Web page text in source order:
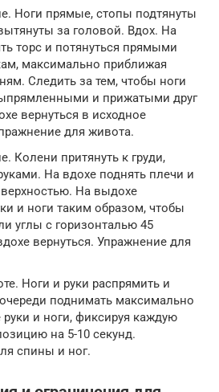
Ноги прямые, стопы подтянуты
за головой. Вдох. На
торс и потянуться прямыми
максимально приближая
Следить за тем, чтобы ноги
и прижатыми друг
вернуться в исходное
для живота.
Колени притянуть к груди,
На вдохе поднять плечи и
На выдохе
и ноги таким образом, чтобы
углы с горизонталью 45
вернуться. Упражнение для
Ноги и руки распрямить и
поднимать максимально
и ноги, фиксируя каждую
на 5-10 секунд.
спины и ног.